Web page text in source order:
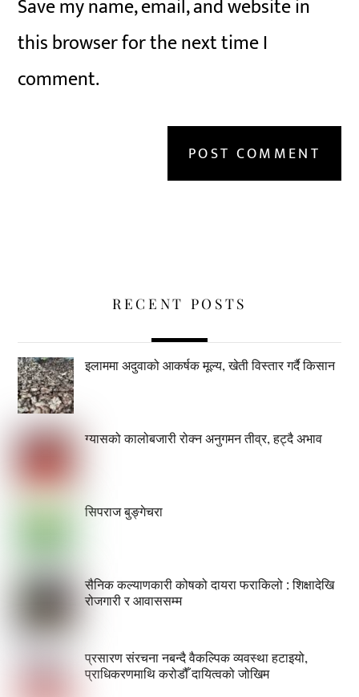
Save my name, email, and website in
this browser for the next time I
comment.
RECENT POSTS
इलाममा अदुवाको आकर्षक मूल्य, खेती विस्तार गर्दै किसान
ग्यासको कालोबजारी रोक्न अनुगमन तीव्र, हट्दै अभाव
सिपराज बुङ्गेचरा
सैनिक कल्याणकारी कोषको दायरा फराकिलो : शिक्षादेखि
रोजगारी र आवाससम्म
प्रसारण संरचना नबन्दै वैकल्पिक व्यवस्था हटाइयो,
प्राधिकरणमाथि करोडौँ दायित्वको जोखिम